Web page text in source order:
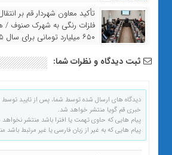
تأکید معاون شهردار قم بر
فلزات رنگی به شهرک صنوف /
۶۵۰ میلیارد تومانی برای سال ۱۴۰۵
ثبت دیدگاه و نظرات شما:
دیدگاه های ارسال شده توسط شما، پس از تایید توسط
خبری قم گویا منتشر خواهد شد.
پیام هایی که حاوی تهمت یا افترا باشد منتشر
پیام هایی که به غیر از زبان فارسی یا غیر مرتبط باشد